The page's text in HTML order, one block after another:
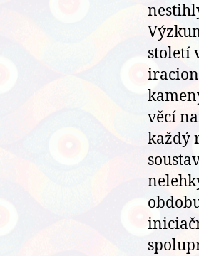
století
věcí
každý